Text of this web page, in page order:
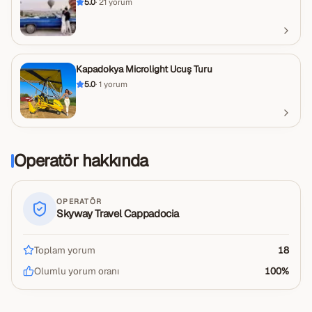
Kapadokya Microlight Ucuş Turu
5.0· 1 yorum
Operatör hakkında
OPERATÖR
Skyway Travel Cappadocia
Toplam yorum
18
Olumlu yorum oranı
100%